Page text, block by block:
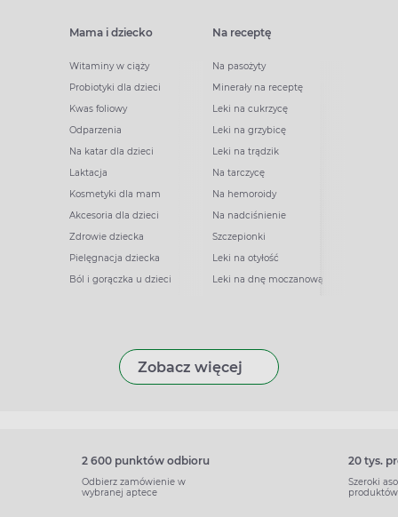
Mama i dziecko
Witaminy w ciąży
Probiotyki dla dzieci
Kwas foliowy
Odparzenia
Na katar dla dzieci
Laktacja
Kosmetyki dla mam
Akcesoria dla dzieci
Zdrowie dziecka
Pielęgnacja dziecka
Ból i gorączka u dzieci
Na receptę
Na pasożyty
Minerały na receptę
Leki na cukrzycę
Leki na grzybicę
Leki na trądzik
Na tarczycę
Na hemoroidy
Na nadciśnienie
Szczepionki
Leki na otyłość
Leki na dnę moczanową
Zobacz więcej
2 600 punktów odbioru
Odbierz zamówienie w
wybranej aptece
20 tys.
Szeroki
produktów